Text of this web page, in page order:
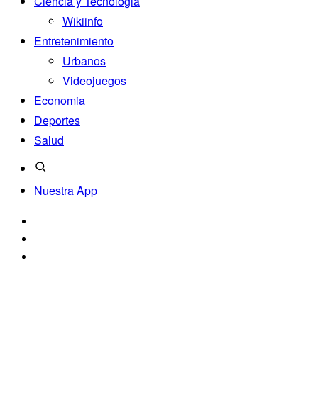
Wikiinfo
Entretenimiento
Urbanos
Videojuegos
Economia
Deportes
Salud
Nuestra App